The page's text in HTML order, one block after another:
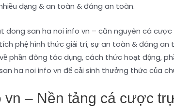
dạng & an toàn & đáng an toàn.
dong san ha noi info vn – căn nguyên cá
phệ hình thức giải trí, sự an toàn & đáng
phần đông tác dụng, cách thức hoạt động,
ha noi info vn để cải sinh thưởng thức của
vn – Nền tảng cá cược